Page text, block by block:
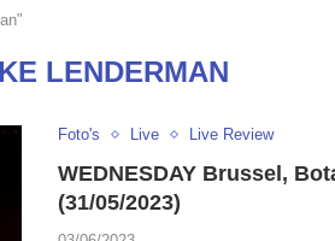
LENDERMAN
Foto's Live Live Review
WEDNESDAY Brussel,
(31/05/2023)